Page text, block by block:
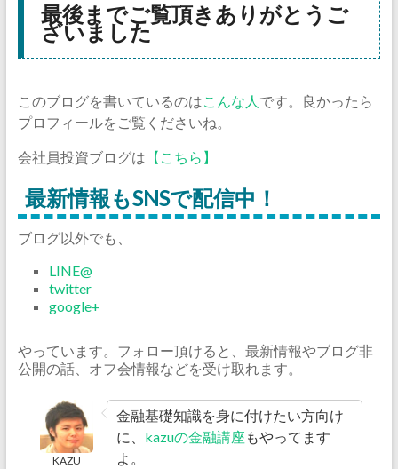
最後までご覧頂きありがとうご
ざいました
このブログを書いているのはこんな人 です。良かったら
プロフィールをご覧くださいね。
会社員投資ブログは 【こちら】
最新情報もSNSで配信中！
ブログ以外でも、
LINE@
twitter
google+
やっています。フォロー頂けると、最新情報やブログ非
公開の話、オフ会情報などを受け取れます。
KAZU
金融基礎知識を身に付けたい方向け
に、 kazuの金融講座 もやってます
よ。